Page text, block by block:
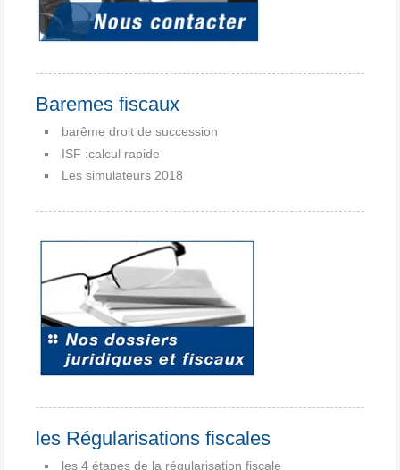
Baremes fiscaux
barême droit de succession
ISF :calcul rapide
Les simulateurs 2018
les Régularisations fiscales
les 4 étapes de la régularisation fiscale